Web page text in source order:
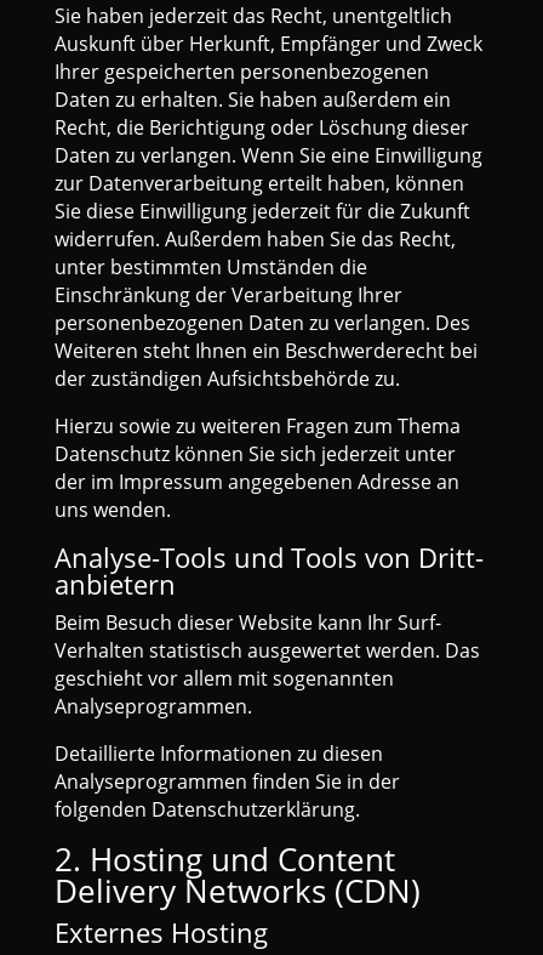
Sie haben jederzeit das Recht, unentgeltlich
Auskunft über Herkunft, Empfänger und Zweck
Ihrer gespeicherten personenbezogenen
Daten zu erhalten. Sie haben außerdem ein
Recht, die Berichtigung oder Löschung dieser
Daten zu verlangen. Wenn Sie eine Einwilligung
zur Datenverarbeitung erteilt haben, können
Sie diese Einwilligung jederzeit für die Zukunft
widerrufen. Außerdem haben Sie das Recht,
unter bestimmten Umständen die
Einschränkung der Verarbeitung Ihrer
personenbezogenen Daten zu verlangen. Des
Weiteren steht Ihnen ein Beschwerderecht bei
der zuständigen Aufsichtsbehörde zu.
Hierzu sowie zu weiteren Fragen zum Thema
Datenschutz können Sie sich jederzeit unter
der im Impressum angegebenen Adresse an
uns wenden.
Analyse-Tools und Tools von Dritt­
anbietern
Beim Besuch dieser Website kann Ihr Surf-
Verhalten statistisch ausgewertet werden. Das
geschieht vor allem mit sogenannten
Analyseprogrammen.
Detaillierte Informationen zu diesen
Analyseprogrammen finden Sie in der
folgenden Datenschutzerklärung.
2. Hosting und Content
Delivery Networks (CDN)
Externes Hosting